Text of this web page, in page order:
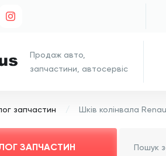
Продаж авто,
запчастини, автосервіс
запчастин
ЗАПЧАСТИН